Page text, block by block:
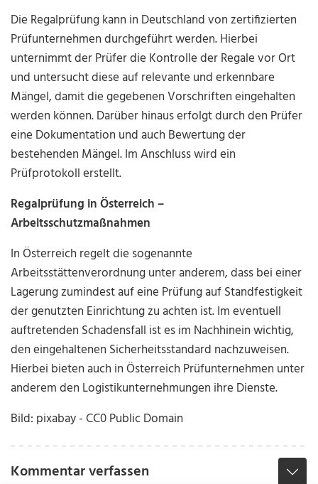
Die Regalprüfung kann in Deutschland von zertifizierten
Prüfunternehmen durchgeführt werden. Hierbei
unternimmt der Prüfer die Kontrolle der Regale vor Ort
und untersucht diese auf relevante und erkennbare
Mängel, damit die gegebenen Vorschriften eingehalten
werden können. Darüber hinaus erfolgt durch den Prüfer
eine Dokumentation und auch Bewertung der
bestehenden Mängel. Im Anschluss wird ein
Prüfprotokoll erstellt.
Regalprüfung in Österreich –
Arbeitsschutzmaßnahmen
In Österreich regelt die sogenannte
Arbeitsstättenverordnung unter anderem, dass bei einer
Lagerung zumindest auf eine Prüfung auf Standfestigkeit
der genutzten Einrichtung zu achten ist. Im eventuell
auftretenden Schadensfall ist es im Nachhinein wichtig,
den eingehaltenen Sicherheitsstandard nachzuweisen.
Hierbei bieten auch in Österreich Prüfunternehmen unter
anderem den Logistikunternehmungen ihre Dienste.
Bild: pixabay - CC0 Public Domain
Kommentar verfassen